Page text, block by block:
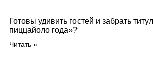
Готовы удивить гостей и забрать
пиццайоло года»?
Читать »